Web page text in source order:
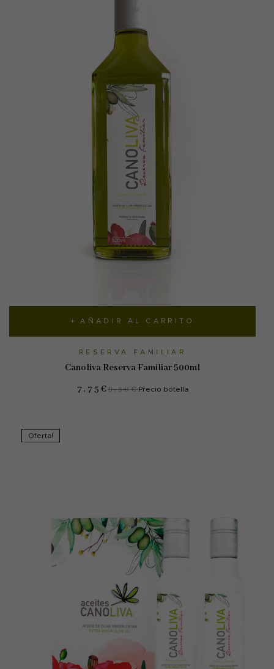
AÑADIR AL CARRITO
RESERVA FAMILIAR
Canoliva Reserva Familiar 500ml
9,30€
7,75 € Precio botella
Oferta!